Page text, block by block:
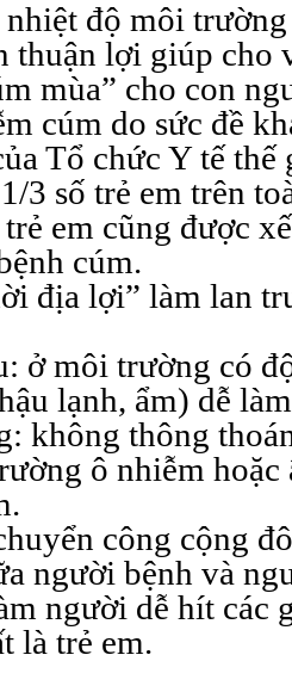
độ môi
thuận lợi giúp cho
mùa” cho con
cúm do sức đề
Tổ chức Y tế
3 số trẻ em trên
em cũng được
cúm.
địa lợi” làm lan
ở môi trường có
lạnh, ẩm) dễ
không thông
ô nhiễm hoặc
công cộng
người bệnh và
người dễ hít các
là trẻ em.